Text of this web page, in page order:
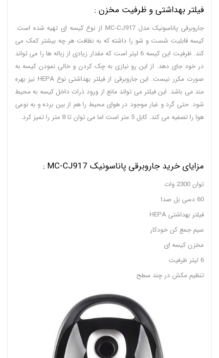
فیلتر بهداشتی و ظرفیت مخزن :
جاروبرقی پاناسونیک مدل MC-CJ917 از نوع کیسه ای تهیه شده است.
کیسه قابلیت شست و شو را داشته که به نظافت هر چه بیشتر کمک می
کند. ظرفیت این کیسه 6 لیتر است که مقدار زیادی از زباله ها را می تواند
در خود جای دهد. از این رو نیازی به چک کردن و خالی نمودن کیسه به
صورت مکرر نیست. این جاروبرقی از فیلتر بهداشتی نوع HEPA نیز بهره
مند می باشد. این فیلتر می تواند مانع از ورود ذرات داخل کیسه به محیط
شود. حتی گرد و غبار موجود در هوای محیط را هم از بین برده و به نوعی
هوا را تصفیه می کند. کابل 5 متر است اما می توان تا 8 متر را تمیز کرد.
مزایای خرید جاروبرقی پاناسونیک MC-CJ917 :
توان 2300 وات
60 دسی بل صدا
فیلتر بهداشتی HEPA
سیم جمع کن خودکار
مخزن کیسه ای
6 لیتر ظرفیت
تنظیم مکش در چند سطح